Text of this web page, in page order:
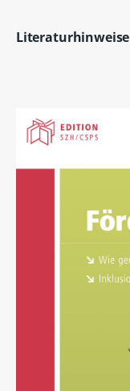
Literaturhinweise